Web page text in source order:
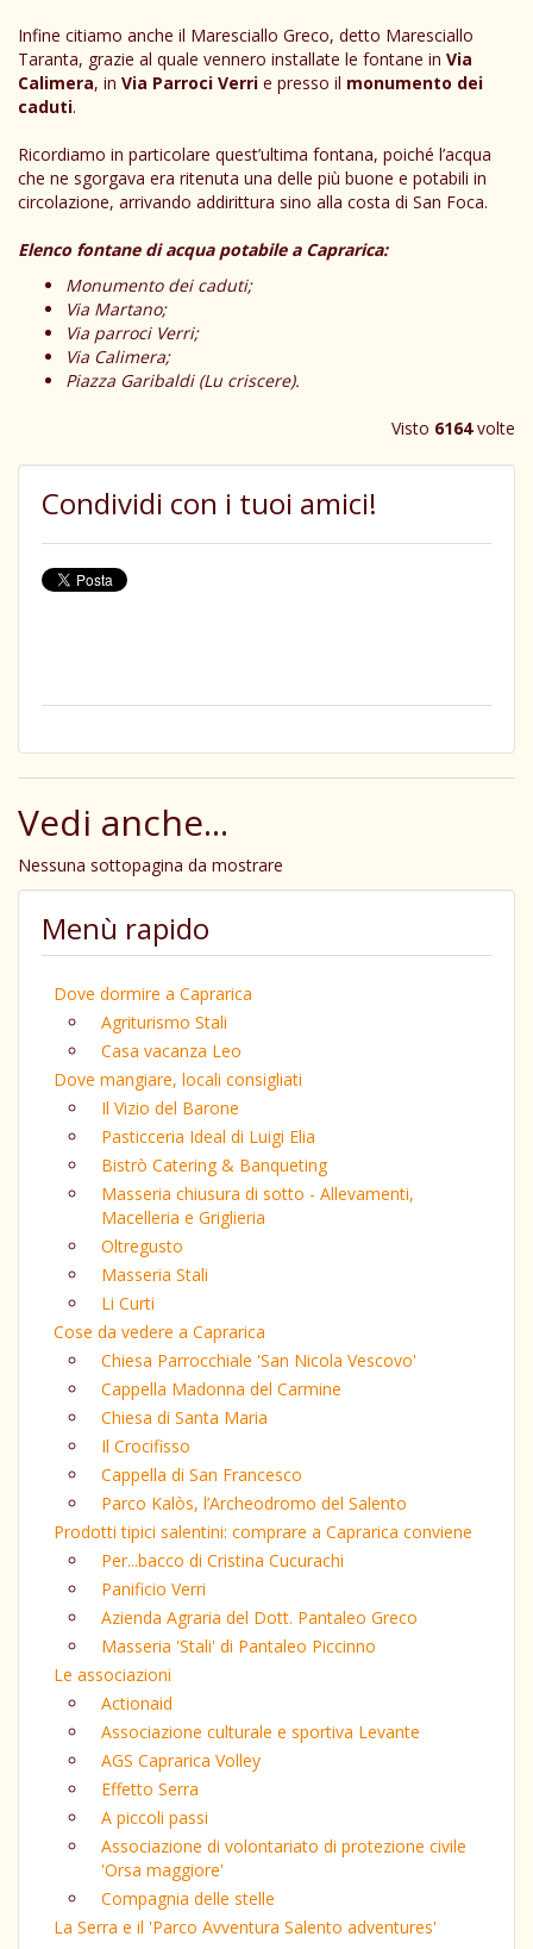
Infine citiamo anche il Maresciallo Greco, detto Maresciallo
Taranta, grazie al quale vennero installate le fontane in Via
Calimera, in Via Parroci Verri e presso il monumento dei
caduti.
Ricordiamo in particolare quest’ultima fontana, poiché l’acqua
che ne sgorgava era ritenuta una delle più buone e potabili in
circolazione, arrivando addirittura sino alla costa di San Foca.
Elenco fontane di acqua potabile a Caprarica:
Monumento dei caduti;
Via Martano;
Via parroci Verri;
Via Calimera;
Piazza Garibaldi (Lu criscere).
Visto 6164volte
Condividi con i tuoi amici!
Vedi anche...
Nessuna sottopagina da mostrare
Menù rapido
Dove dormire a Caprarica
Agriturismo Stali
Casa vacanza Leo
Dove mangiare, locali consigliati
Il Vizio del Barone
Pasticceria Ideal di Luigi Elia
Bistrò Catering & Banqueting
Masseria chiusura di sotto - Allevamenti,
Macelleria e Griglieria
Oltregusto
Masseria Stali
Li Curti
Cose da vedere a Caprarica
Chiesa Parrocchiale 'San Nicola Vescovo'
Cappella Madonna del Carmine
Chiesa di Santa Maria
Il Crocifisso
Cappella di San Francesco
Parco Kalòs, l’Archeodromo del Salento
Prodotti tipici salentini: comprare a Caprarica conviene
Per...bacco di Cristina Cucurachi
Panificio Verri
Azienda Agraria del Dott. Pantaleo Greco
Masseria 'Stali' di Pantaleo Piccinno
Le associazioni
Actionaid
Associazione culturale e sportiva Levante
AGS Caprarica Volley
Effetto Serra
A piccoli passi
Associazione di volontariato di protezione civile
'Orsa maggiore'
Compagnia delle stelle
La Serra e il 'Parco Avventura Salento adventures'